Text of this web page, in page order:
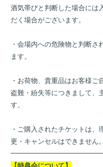
酒気帯びと判断した場合には
だく場合がございます。
・会場内への危険物と判断
ます。
・お荷物、貴重品はお客様ご
盗難・紛失等につきまして、
す。
・ご購入されたチケットは
更・キャンセルはできません。
【特典会について】